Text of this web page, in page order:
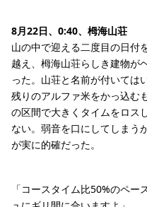
8月22日、0:40、栂海山荘
山の中で迎える二度目の日付
越え、栂海山荘らしき建物が
った。山荘と名前が付いては
残りのアルファ米をかっ込む
の区間で大きくタイムをロス
ない。弱音を口にしてしまう
が実に的確だった。
「コースタイム比50%のペ